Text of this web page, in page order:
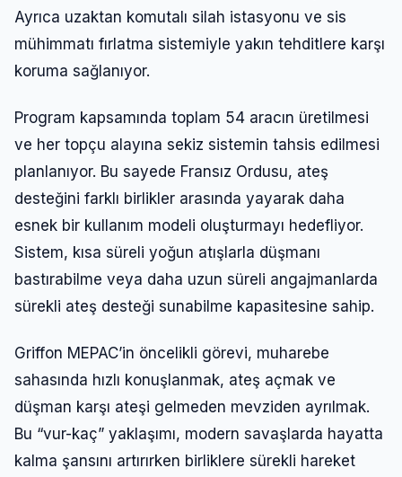
Ayrıca uzaktan komutalı silah istasyonu ve sis
mühimmatı fırlatma sistemiyle yakın tehditlere karşı
koruma sağlanıyor.
Program kapsamında toplam 54 aracın üretilmesi
ve her topçu alayına sekiz sistemin tahsis edilmesi
planlanıyor. Bu sayede Fransız Ordusu, ateş
desteğini farklı birlikler arasında yayarak daha
esnek bir kullanım modeli oluşturmayı hedefliyor.
Sistem, kısa süreli yoğun atışlarla düşmanı
bastırabilme veya daha uzun süreli angajmanlarda
sürekli ateş desteği sunabilme kapasitesine sahip.
Griffon MEPAC’in öncelikli görevi, muharebe
sahasında hızlı konuşlanmak, ateş açmak ve
düşman karşı ateşi gelmeden mevziden ayrılmak.
Bu “vur-kaç” yaklaşımı, modern savaşlarda hayatta
kalma şansını artırırken birliklere sürekli hareket